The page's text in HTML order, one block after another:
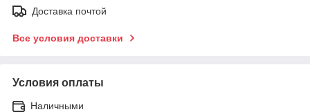
Доставка почтой
Все условия доставки
Условия оплаты
Наличными